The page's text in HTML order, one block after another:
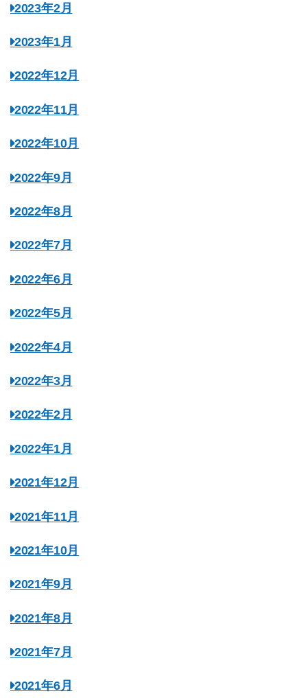
2023年2月
2023年1月
2022年12月
2022年11月
2022年10月
2022年9月
2022年8月
2022年7月
2022年6月
2022年5月
2022年4月
2022年3月
2022年2月
2022年1月
2021年12月
2021年11月
2021年10月
2021年9月
2021年8月
2021年7月
2021年6月